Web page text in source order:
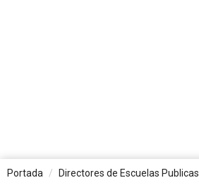
Portada Directores de Escuelas Publicas